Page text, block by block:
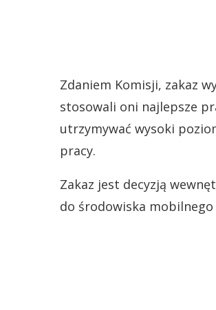
Zdaniem Komisji, zakaz
stosowali oni najlepsze
utrzymywać wysoki
pracy.
Zakaz jest decyzją
do środowiska mobilnego